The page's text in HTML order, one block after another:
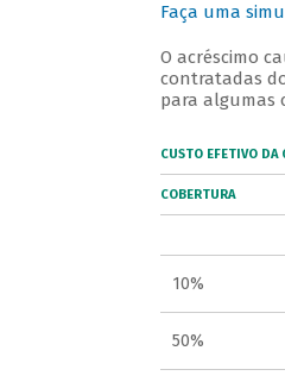
Faça uma
O acréscimo
contratadas
para algumas
CUSTO EFETIVO DA
COBERTURA
10%
50%